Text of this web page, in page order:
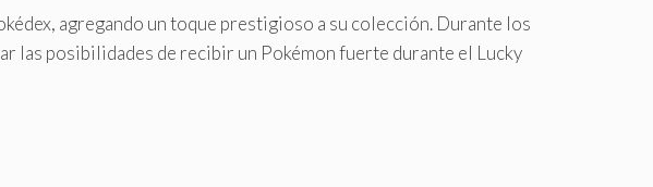
agregando un toque prestigioso a su colección. Durante los
las posibilidades de recibir un Pokémon fuerte durante el Lucky